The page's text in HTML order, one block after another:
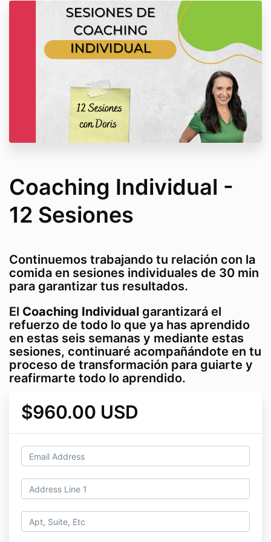
Coaching Individual -
12 Sesiones
Continuemos trabajando tu relación con la
comida en sesiones individuales de 30 min
para garantizar tus resultados.
El Coaching Individual garantizará el
refuerzo de todo lo que ya has aprendido
en estas seis semanas y mediante estas
sesiones, continuaré acompañándote en tu
proceso de transformación para guiarte y
reafirmarte todo lo aprendido.
$960.00 USD